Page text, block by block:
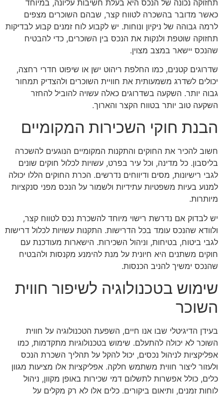
תחזוקה נכונה של הנכס היא בעלת חשיבות עליונה, במיוחד
כאשר מדובר בהשכרה לטווח קצר, שבהם השוכרים מצפים
לרמה גבוהה של ניקיון ונוחות. יש לקבוע לוח זמנים קבוע לבדיקות
תחזוקה שוטפת ולנקות את הנכס בין השוכרים, כדי להבטיח
שהנכס יישאר במצב מצוין.
שדרוגים קטנים, כמו החלפת ריהוט ישן או שיפוט חדרי רחצה,
יכולים לשדרג משמעותית את חוויית השוכרים ולהצדיק תמחור
גבוה יותר. השקעה בשדרוגים כאלה עשויה להוביל להחזר
השקעה טוב יותר בטווח הקצר והארוך.
הבנת חוקי השכירות המקומיים
חשוב להכיר את החוקים והתקנות המקומיים הנוגעים להשכרה
בליסבון. כל מדינה, וכל עיר בפרט, עשויות לכלול חוקים שונים
לגבי רישיונות, מסים ודיווחים נדרשים. הכרת החוקים הללו יכולה
למנוע בעיות משפטיות עתידיות ולשמור על הנכס מפני סנקציות
מיותרות.
יש לבדוק אם נדרשת רישוי מיוחד להשכרת נכס לטווח קצר,
ולוודא שהנכס עומד בכל הדרישות. התקנות עשויות לכלול דרישות
לגבי ביטוח, בטיחות, וניהול השכירות. הישארות מעודכנת עם
חוקים משתנים היא חיונית על מנת להימנע מקנסות ולהבטיח
שהנכס ימשיך להניב הכנסות.
שימוש בטכנולוגיה לשיפור חווית
השוכר
בעידן הדיגיטלי שבו אנו חיים, השפעת הטכנולוגיה על חווית
השוכר לא יכולה להתעלם. שימוש בטכנולוגיות מתקדמות, כמו
אפליקציות לניהול נכסים, יכול להקל על תהליך השכרת הנכס
ולעזור ליצור חווית משתמש חלקה. אפליקציות אלו מציעות מגוון
כלים, כולל אפשרות לתשלום דמי שכירות באופן מקוון, ניהול
לוחות זמנים, ותיאום ביקורים. כלים אלו לא רק מקלים על